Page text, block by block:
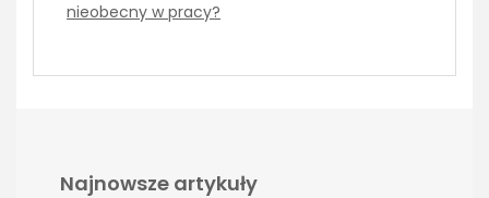
nieobecny w pracy?
Najnowsze artykuły